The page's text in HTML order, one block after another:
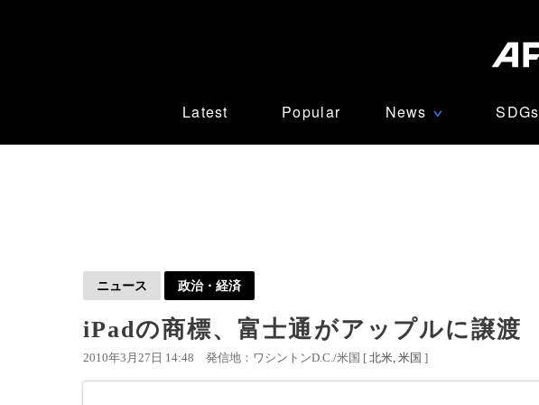
Latest Popular News ∨ SDGs
ニュース 政治・経済
iPadの商標、富士通がアップルに譲渡
2010年3月27日 14:48 発信地：ワシントンD.C./米国 [ 北米 米国 ]